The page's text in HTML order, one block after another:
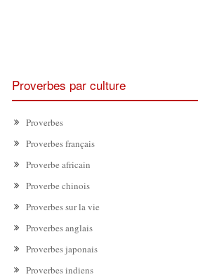
Proverbes par culture
Proverbes
Proverbes français
Proverbe africain
Proverbe chinois
Proverbes sur la vie
Proverbes anglais
Proverbes japonais
Proverbes indiens